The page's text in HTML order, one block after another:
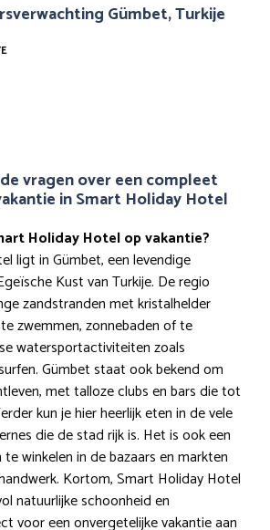
Gümbet, Turkije
vragen over een compleet
in Smart Holiday Hotel
Holiday Hotel op vakantie?
ligt in Gümbet, een levendige
Kust van Turkije. De regio
zandstranden met kristalhelder
zwemmen, zonnebaden of te
watersportactiviteiten zoals
Gümbet staat ook bekend om
met talloze clubs en bars die tot
kun je hier heerlijk eten in de vele
die de stad rijk is. Het is ook een
winkelen in de bazaars en markten
Kortom, Smart Holiday Hotel
natuurlijke schoonheid en
voor een onvergetelijke vakantie aan